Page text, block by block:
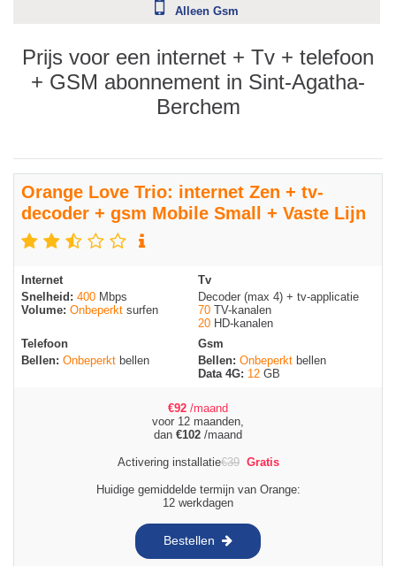
Alleen Gsm
Prijs voor een internet + Tv + telefoon
+ GSM abonnement in Sint-Agatha-
Berchem
Orange Love Trio: internet Zen + tv-
decoder + gsm Mobile Small + Vaste Lijn
Internet
Snelheid: 400 Mbps
Volume: Onbeperkt surfen
Tv
Decoder (max 4) + tv-applicatie
70 TV-kanalen
20 HD-kanalen
Telefoon
Bellen: Onbeperkt bellen
Gsm
Bellen: Onbeperkt bellen
Data 4G: 12 GB
€92 /maand
voor 12 maanden,
dan €102 /maand
Activering installatie€39 Gratis
Huidige gemiddelde termijn van Orange:
12 werkdagen
Bestellen